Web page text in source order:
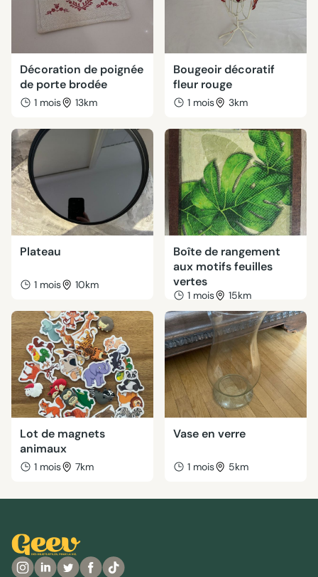
Décoration de poignée
de porte brodée
1 mois 13km
Bougeoir décoratif
fleur rouge
1 mois 3km
Plateau
1 mois 10km
Boîte de rangement
aux motifs feuilles
vertes
1 mois 15km
Lot de magnets
animaux
1 mois 7km
Vase en verre
1 mois 5km